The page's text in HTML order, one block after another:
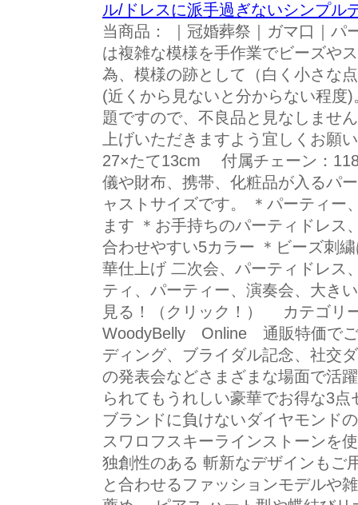
ル/ドレスに派手過ぎないシンプル
当商品： ｜冠婚葬祭｜ガマ口｜パ
は複雑な模様を手作業でビーズや
為、模様の跡として（白く小さな
(近くから見ないと分からない程度
題ですので、不良品と見なしませ
上げいただきますよう宜しくお願
27×たて13cm 付属チェーン：
儀や財布、携帯、化粧品が入るパ
ャストサイズです。 ＊パーティー
ます ＊お手持ちのパーティドレ
合わせやすい5カラー ＊ビーズ刺
華仕上げ 二次会、パーティドレ
ティ、パーティー、演奏会、大き
見る！（クリック！） カテゴリ
WoodyBelly Online 通販特価でご
ディング、ブライダル記念、社交
の発表会などさまざまな場面で活
られてもうれしい豪華でお得な3
ブランドに負けないダイヤモンド
スワロフスキーラインストーンを
独創性のある 斬新なデザインもご
と合わせるファッションモデルや